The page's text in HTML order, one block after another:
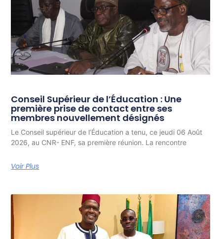
Conseil Supérieur de l’Éducation : Une
première prise de contact entre ses
membres nouvellement désignés
Le Conseil supérieur de l’Éducation a tenu, ce jeudi 06 Août
2026, au CNR- ENF, sa première réunion. La rencontre
Voir Plus